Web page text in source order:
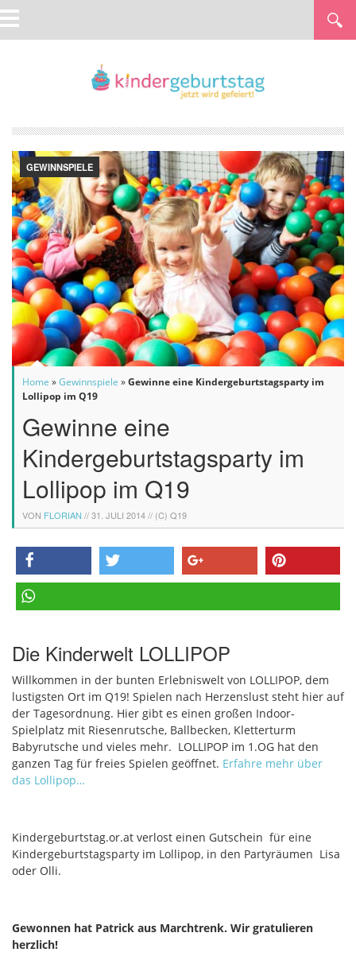
GEWINNSPIELE
Home »Gewinnspiele »Gewinne eine Kindergeburtstagsparty im
Lollipop im Q19
Gewinne eine
Kindergeburtstagsparty im
Lollipop im Q19
VON FLORIAN //31. JULI 2014// (C) Q19
teilen
Die Kinderwelt LOLLIPOP
Willkommen in der bunten Erlebniswelt von LOLLIPOP, dem
lustigsten Ort im Q19! Spielen nach Herzenslust steht hier auf
der Tagesordnung. Hier gibt es einen großen Indoor-
Spielplatz mit Riesenrutsche, Ballbecken, Kletterturm
Babyrutsche und vieles mehr. LOLLIPOP im 1.OG hat den
ganzen Tag für freies Spielen geöffnet. Erfahre mehr über
das Lollipop…
Kindergeburtstag.or.at verlost einen Gutschein für eine
Kindergeburtstagsparty im Lollipop, in den Partyräumen Lisa
oder Olli.
Gewonnen hat Patrick aus Marchtrenk. Wir gratulieren
herzlich!